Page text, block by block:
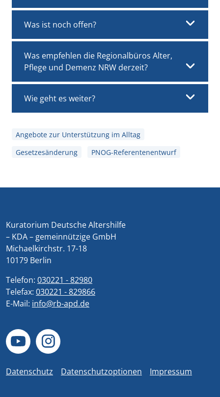
Was ist noch offen?
Was empfehlen die Regionalbüros Alter,
Pflege und Demenz NRW derzeit?
Wie geht es weiter?
Angebote zur Unterstützung im Alltag
Gesetzesänderung
PNOG-Referentenentwurf
Kuratorium Deutsche Altershilfe
– KDA – gemeinnützige GmbH
Michaelkirchstr. 17-18
10179 Berlin
Telefon: 030221 - 82980
Telefax: 030221 - 829866
E-Mail: info@rb-apd.de
Datenschutz Datenschutzoptionen Impressum